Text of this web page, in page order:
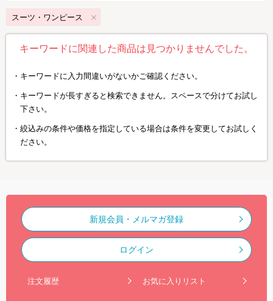
スーツ・ワンピース
キーワードに関連した商品は見つかりませんでした。
キーワードに入力間違いがないかご確認ください。
キーワードが長すぎると検索できません。スペースで分けてお試し
下さい。
絞込みの条件や価格を指定している場合は条件を変更してお試しく
ださい。
新規会員・メルマガ登録
ログイン
注文履歴 お気に入りリスト